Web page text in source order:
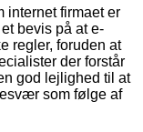
internet firmaet er
bevis på at e-
regler, foruden at
der forstår
god lejlighed til at
som følge af